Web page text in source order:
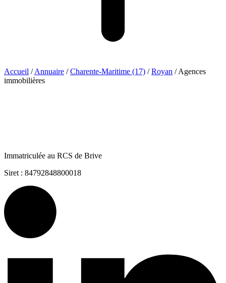
Accueil / Annuaire / Charente-Maritime (17) / Royan / Agences
immobilières
Immatriculée au RCS de Brive
Siret : 84792848800018